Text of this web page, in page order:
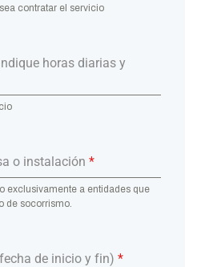
contratar el servicio
horas diarias y
o instalación *
exclusivamente a entidades que
de socorrismo.
de inicio y fin) *